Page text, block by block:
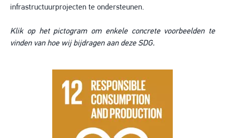
infrastructuurprojecten te ondersteunen.
Klik op het pictogram om enkele concrete voorbeelden te
vinden van hoe wij bijdragen aan deze SDG.